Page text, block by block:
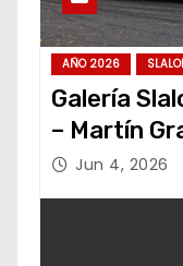
AÑO 2026
Galería
– Martín
Jun 4, 2026